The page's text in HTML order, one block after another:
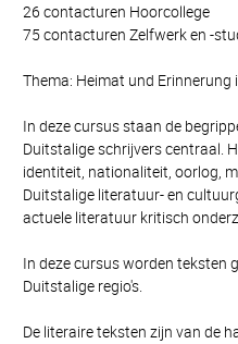
26 contacturen Hoorcollege
75 contacturen Zelfwerk en -
Thema: Heimat und
In deze cursus staan de
Duitstalige schrijvers centraal.
identiteit, nationaliteit, oorlog,
Duitstalige literatuur- en
actuele literatuur kritisch
In deze cursus worden teksten
Duitstalige regio's.
De literaire teksten zijn van de